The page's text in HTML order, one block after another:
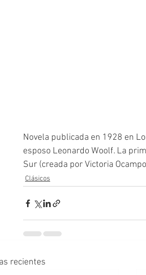
Novela publicada en 1928 en
esposo Leonardo Woolf. La
Sur (creada por Victoria
Clásicos
recientes